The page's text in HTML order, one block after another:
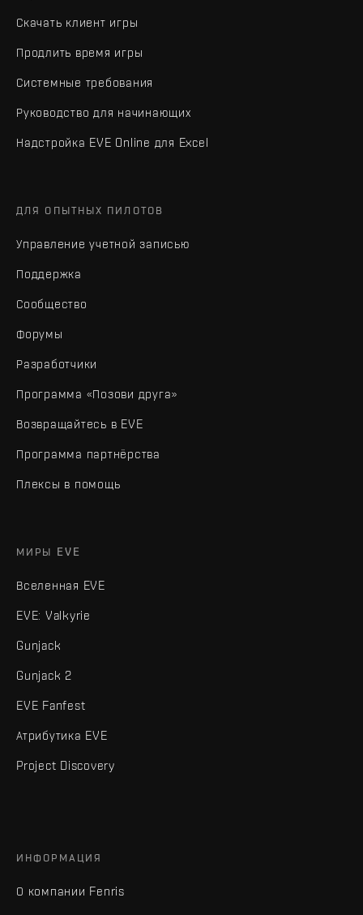
Скачать клиент игры
Продлить время игры
Системные требования
Руководство для начинающих
Надстройка EVE Online для Excel
ДЛЯ ОПЫТНЫХ ПИЛОТОВ
Управление учетной записью
Поддержка
Сообщество
Форумы
Разработчики
Программа «Позови друга»
Возвращайтесь в EVE
Программа партнёрства
Плексы в помощь
МИРЫ EVE
Вселенная EVE
EVE: Valkyrie
Gunjack
Gunjack 2
EVE Fanfest
Атрибутика EVE
Project Discovery
ИНФОРМАЦИЯ
О компании Fenris